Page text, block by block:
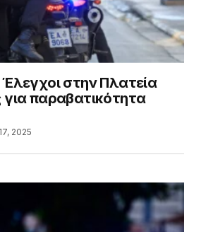
στην Πλατεία
παραβατικότητα
2025